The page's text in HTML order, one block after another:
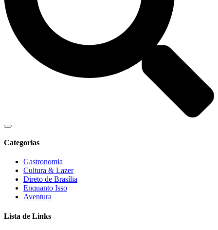
Categorias
Gastronomia
Cultura & Lazer
Direto de Brasília
Enquanto Isso
Aventura
Lista de Links